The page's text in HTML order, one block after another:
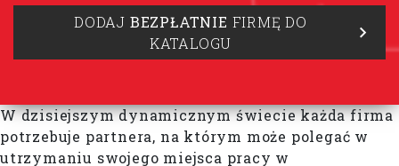
DODAJ BEZPŁATNIE FIRMĘ DO
KATALOGU
W dzisiejszym dynamicznym świecie każda firma
potrzebuje partnera, na którym może polegać w
utrzymaniu swojego miejsca pracy w